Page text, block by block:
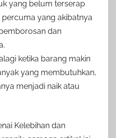
yang belum terserap
yang akibatnya
dan
ketika barang makin
yang membutuhkan,
menjadi naik atau
Kelebihan dan